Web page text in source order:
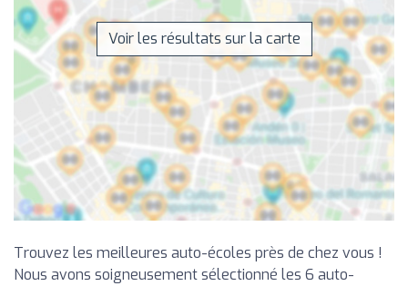
Voir les résultats sur la carte
Trouvez les meilleures auto-écoles près de chez vous !
Nous avons soigneusement sélectionné les 6 auto-